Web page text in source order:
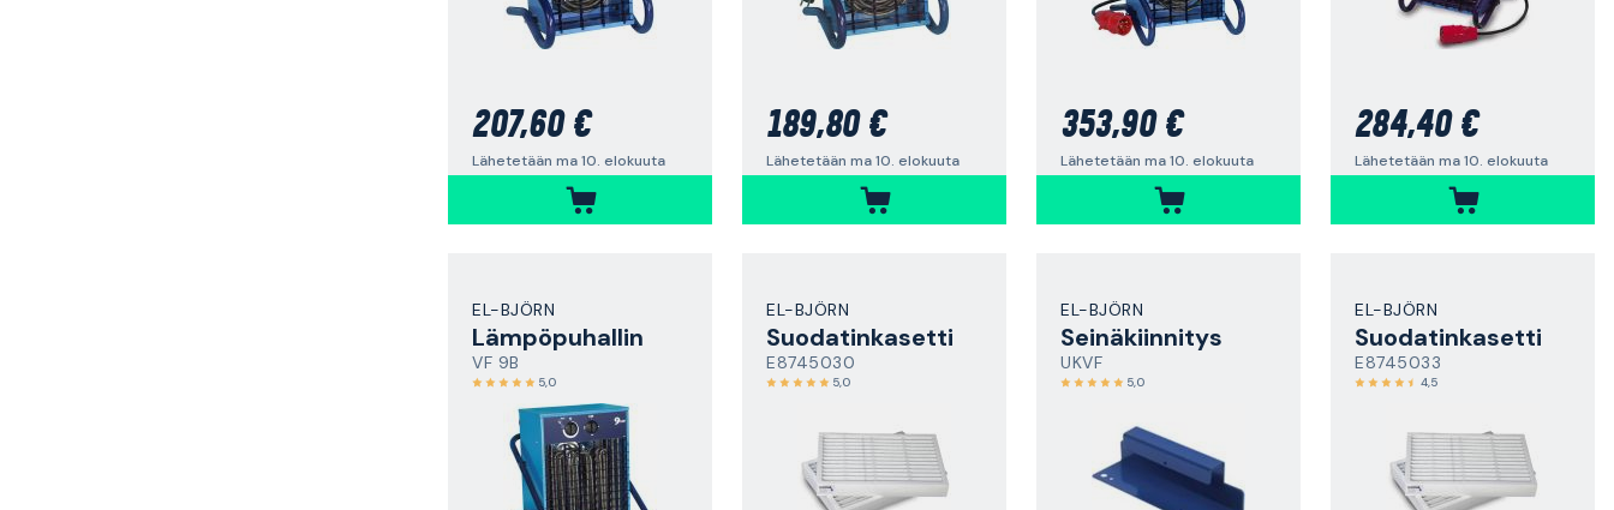
207,60 €
Lähetetään ma 10. elokuuta
189,80 €
Lähetetään ma 10. elokuuta
353,90 €
Lähetetään ma 10. elokuuta
284,40 €
Lähetetään ma 10. elokuuta
EL-BJÖRN
Lämpöpuhallin
VF 9B
5,0
EL-BJÖRN
Suodatinkasetti
E8745030
5,0
EL-BJÖRN
Seinäkiinnitys
UKVF
5,0
EL-BJÖRN
Suodatinkasetti
E8745033
4,5